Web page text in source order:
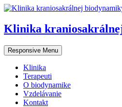
Klinika
Responsive Menu
Klinika
Terapeuti
O biodynamike
Vzdelávanie
Kontakt